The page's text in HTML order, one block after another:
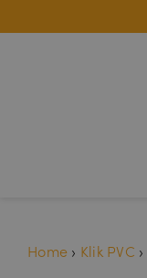
Home › Klik PVC ›